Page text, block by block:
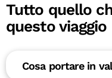
Tutto quello
questo viaggio
Cosa portare in